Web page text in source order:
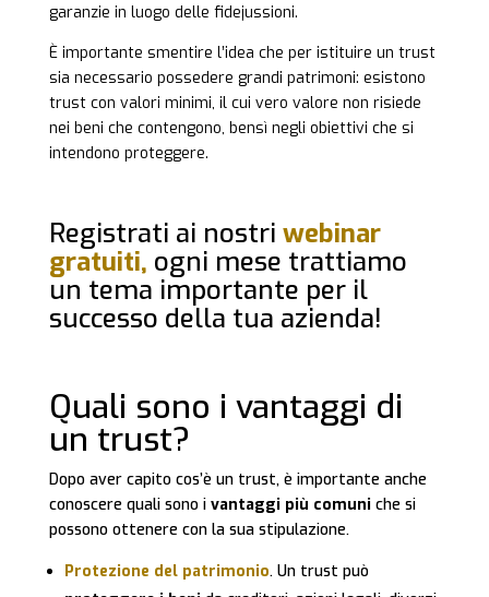
garanzie in luogo delle fidejussioni.
È importante smentire l’idea che per istituire un trust
sia necessario possedere grandi patrimoni: esistono
trust con valori minimi, il cui vero valore non risiede
nei beni che contengono, bensì negli obiettivi che si
intendono proteggere.
Registrati ai nostri webinar
gratuiti, ogni mese trattiamo
un tema importante per il
successo della tua azienda!
Quali sono i vantaggi di
un trust?
Dopo aver capito cos’è un trust, è importante anche
conoscere quali sono ivantaggi più comuni che si
possono ottenere con la sua stipulazione.
Protezione del patrimonio. Un trust può